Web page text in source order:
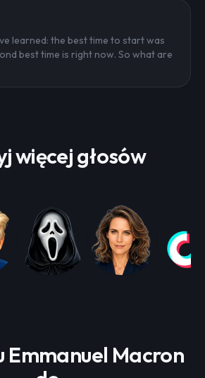
learned: the best time to start was
best time is right now. So what are
więcej głosów
Emmanuel Macron